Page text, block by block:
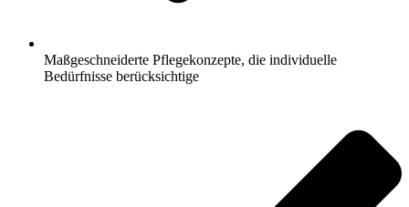
Maßgeschneiderte Pflegekonzepte, die individuelle
Bedürfnisse berücksichtige